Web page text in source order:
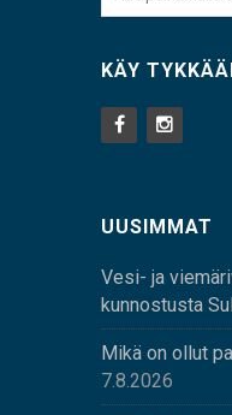
KÄY
UUSIMMAT
Vesi- ja
kunnostusta
Mikä on ollut
7.8.2026